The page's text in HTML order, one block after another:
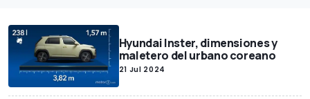
Hyundai Inster, dimensiones y
maletero del urbano coreano
21 Jul 2024